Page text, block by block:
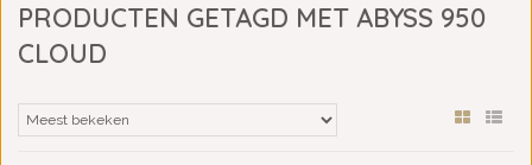
PRODUCTEN GETAGD MET ABYSS 950
CLOUD